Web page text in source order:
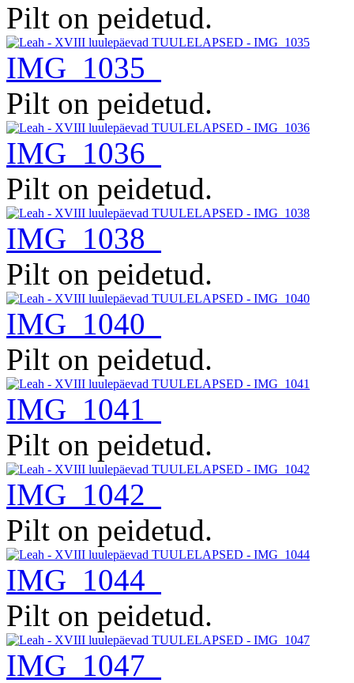
Pilt on peidetud.
IMG_1035
Pilt on peidetud.
IMG_1036
Pilt on peidetud.
IMG_1038
Pilt on peidetud.
IMG_1040
Pilt on peidetud.
IMG_1041
Pilt on peidetud.
IMG_1042
Pilt on peidetud.
IMG_1044
Pilt on peidetud.
IMG_1047